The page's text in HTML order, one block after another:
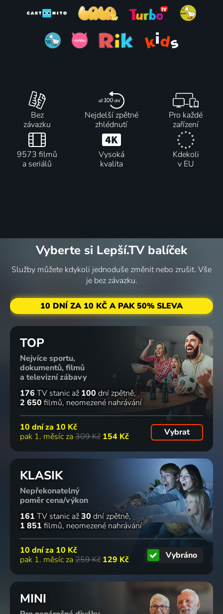
Bez
závazku
Nejdelší zpětné
zhlédnutí
Pro každé
zařízení
9573 filmů
a seriálů
Vysoká
kvalita
Kdekoli
v EU
Vyberte si Lepší.TV balíček
Služby můžete kdykoli jednoduše změnit nebo zrušit. Vše
je bez závazku.
10 DNÍ ZA 10 KČ A PAK 50% SLEVA
TOP
Nejvíce sportu,
dokumentů, filmů
a televizní zábavy
176 TV stanic až 100 dní zpětně
2 650 filmů neomezené nahrávání
10 dní za 10 Kč
pak 1. měsíc za 309 Kč 154 Kč Vybrat
KLASIK
Nepřekonatelný
poměr cena/výkon
161 TV stanic až30 dní zpětně
1 851 filmů neomezené nahrávání
10 dní za 10 Kč
pak 1. měsíc za 259 Kč 129 Kč Vybráno
MINI